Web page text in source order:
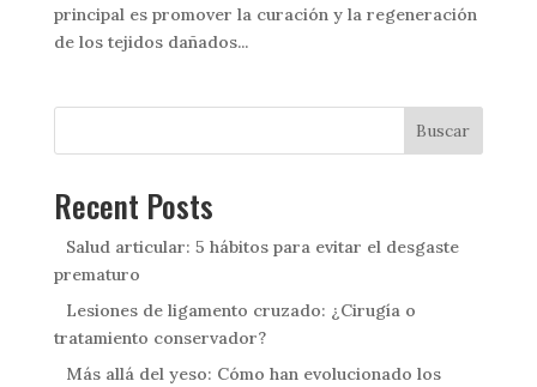
principal es promover la curación y la regeneración
de los tejidos dañados...
Buscar
Recent Posts
Salud articular: 5 hábitos para evitar el desgaste
prematuro
Lesiones de ligamento cruzado: ¿Cirugía o
tratamiento conservador?
Más allá del yeso: Cómo han evolucionado los